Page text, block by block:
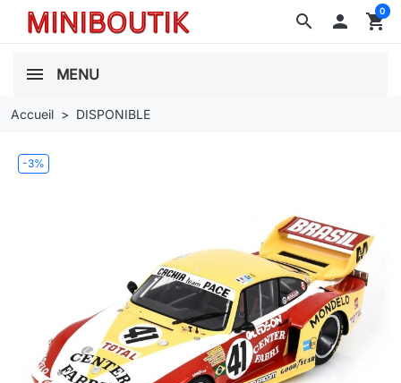
search  shopping_cart
0
MENU
Accueil DISPONIBLE
-3%